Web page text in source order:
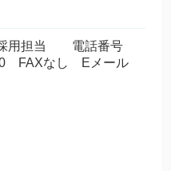
用担当 電話番号
FAXなし Eメール